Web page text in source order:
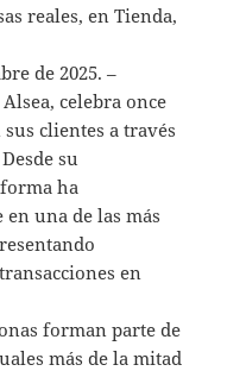
reales, en Tienda,
de 2025. –
celebra once
clientes a través
su
ha
una de las más
en
forman parte de
más de la mitad